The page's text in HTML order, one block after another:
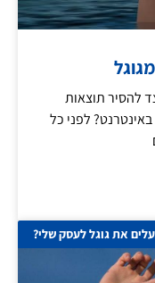
להסיר תוצאות
לפני כל
את גוגל לעסק שלי?